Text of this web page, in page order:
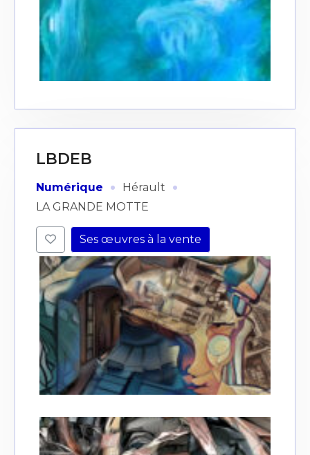
LBDEB
Numérique · Hérault ·
LA GRANDE MOTTE
Ses œuvres à la vente